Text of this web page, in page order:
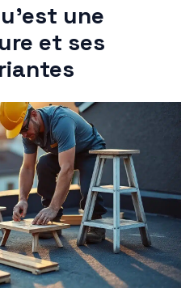
une
et ses